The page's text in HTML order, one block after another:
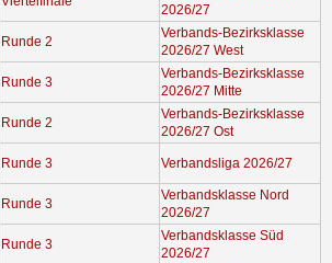
2026/27
Runde 2
Verbands-Bezirksklasse
2026/27 West
Runde 3
Verbands-Bezirksklasse
2026/27 Mitte
Runde 2
Verbands-Bezirksklasse
2026/27 Ost
Runde 3 Verbandsliga 2026/27
Runde 3
Verbandsklasse Nord
2026/27
Runde 3
Verbandsklasse Süd
2026/27